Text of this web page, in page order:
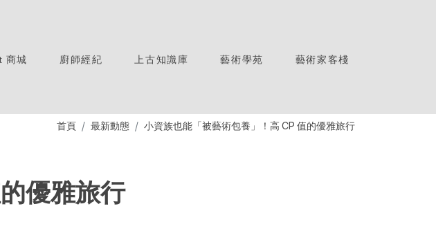
商城 廚師經紀 上古知識庫 藝術學苑 藝術家客棧
首頁 最新動態 小資族也能「被藝術包養」！高 CP 值的優雅旅行
優雅旅行